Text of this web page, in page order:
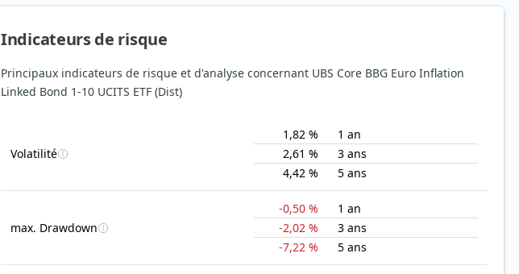
Indicateurs de risque
Principaux indicateurs de risque et d'analyse concernant UBS Core BBG Euro Inflation
Linked Bond 1-10 UCITS ETF (Dist)
Volatilité
1,82 %
1 an
2,61 %
3 ans
4,42 %
5 ans
max. Drawdown
-0,50 %
1 an
-2,02 %
3 ans
-7,22 %
5 ans